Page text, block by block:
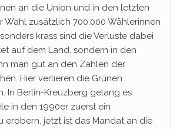
an die Union und in den letzten
Wahl zusätzlich 700.000 Wählerinnen
krass sind die Verluste dabei
auf dem Land, sondern in den
man gut an den Zahlen der
Hier verlieren die Grünen
In Berlin-Kreuzberg gelang es
in den 1990er zuerst ein
erobern, jetzt ist das Mandat an die